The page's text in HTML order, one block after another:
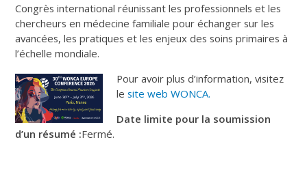
Congrès international réunissant les professionnels et les
chercheurs en médecine familiale pour échanger sur les
avancées, les pratiques et les enjeux des soins primaires à
l’échelle mondiale.
Pour avoir plus d’information, visitez
lesite web WONCA.
Date limite pour la soumission
d’un résumé :Fermé.